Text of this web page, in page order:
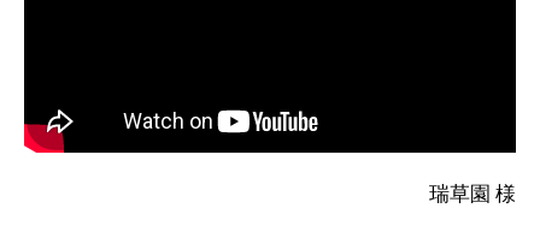
瑞草園 様